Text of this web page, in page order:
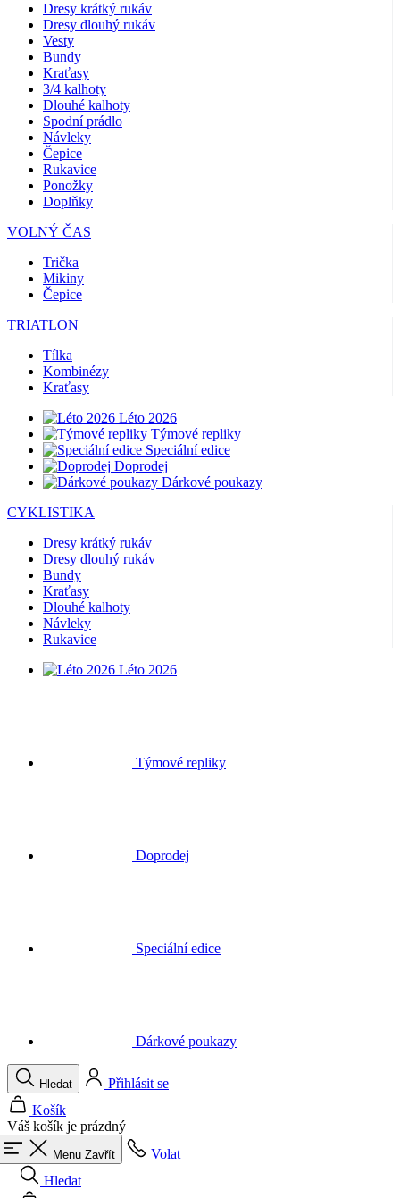
Dresy krátký rukáv
Dresy dlouhý rukáv
Vesty
Bundy
Kraťasy
3/4 kalhoty
Dlouhé kalhoty
Spodní prádlo
Návleky
Čepice
Rukavice
Ponožky
Doplňky
VOLNÝ ČAS
Trička
Mikiny
Čepice
TRIATLON
Tílka
Kombinézy
Kraťasy
Léto 2026
Týmové repliky
Speciální edice
Doprodej
Dárkové poukazy
CYKLISTIKA
Dresy krátký rukáv
Dresy dlouhý rukáv
Bundy
Kraťasy
Dlouhé kalhoty
Návleky
Rukavice
Léto 2026
Váš košík je prázdný
Menu Zavřít
Volat
Hledat
Košík